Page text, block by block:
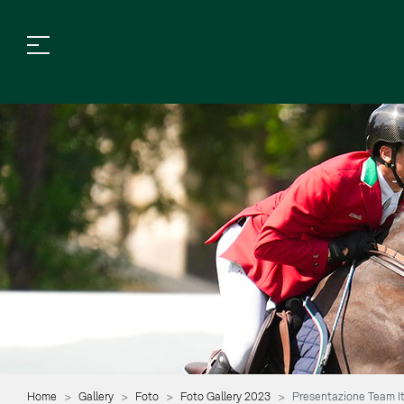
Home Gallery Foto Foto Gallery 2023 Presentazione Team